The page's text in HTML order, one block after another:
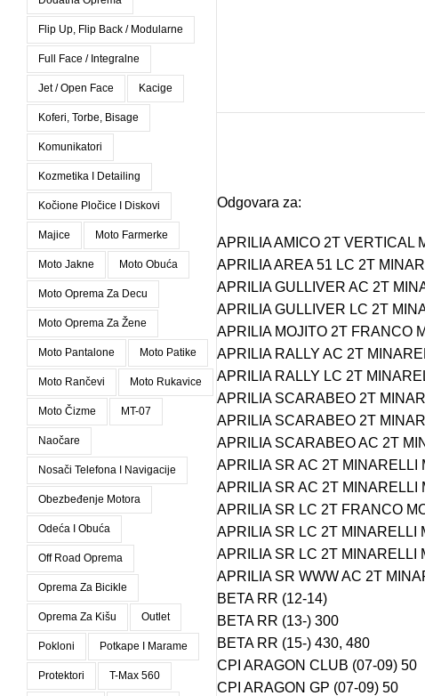
Odgovara za:
APRILIA AMICO 2T VERTICAL
APRILIA AREA 51 LC 2T
APRILIA GULLIVER AC 2T
APRILIA GULLIVER LC 2T
APRILIA MOJITO 2T FRANCO
APRILIA RALLY AC 2T
APRILIA RALLY LC 2T
APRILIA SCARABEO 2T
APRILIA SCARABEO 2T
APRILIA SCARABEO AC 2T
APRILIA SR AC 2T MINARELLI
APRILIA SR AC 2T MINARELLI
APRILIA SR LC 2T FRANCO
APRILIA SR LC 2T MINARELLI
APRILIA SR LC 2T MINARELLI
APRILIA SR WWW AC 2T
BETA RR (12-14)
BETA RR (13-) 300
BETA RR (15-) 430, 480
CPI ARAGON CLUB (07-09) 50
CPI ARAGON GP (07-09) 50
Flip Up, Flip Back / Modularne
Full Face / Integralne
Jet / Open Face Kacige
Koferi, Torbe, Bisage
Komunikatori
Kozmetika I Detailing
Kočione Pločice I Diskovi
Majice Moto Farmerke
Moto Jakne Moto Obuća
Moto Oprema Za Decu
Moto Oprema Za Žene
Moto Pantalone Moto Patike
Moto Rančevi Moto Rukavice
Moto Čizme MT-07
Naočare
Nosači Telefona I Navigacije
Obezbeđenje Motora
Odeća I Obuća
Off Road Oprema
Oprema Za Bicikle
Oprema Za Kišu Outlet
Pokloni Potkape I Marame
Protektori T-Max 560